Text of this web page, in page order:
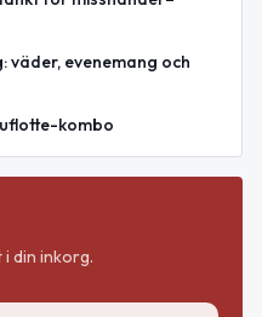
väder, evenemang och
kombo
din inkorg.